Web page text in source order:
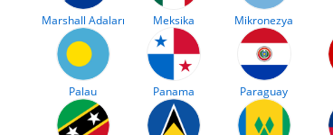
Marshall Adaları Meksika Mikronezya
Palau Panama Paraguay